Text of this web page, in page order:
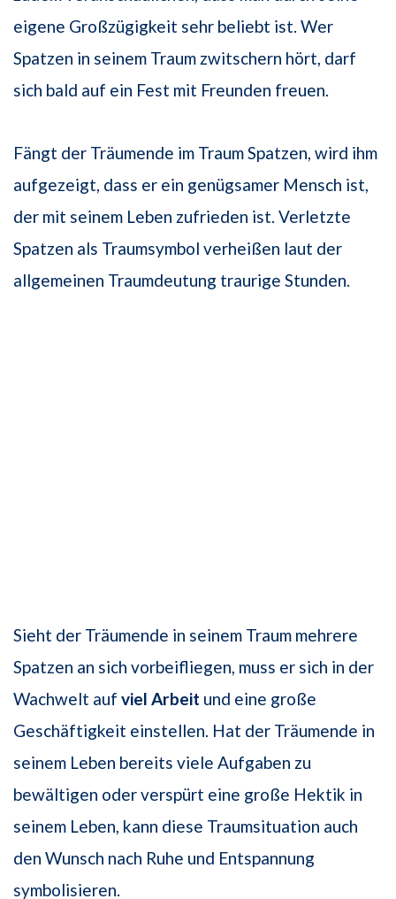
eigene Großzügigkeit sehr beliebt ist. Wer
Spatzen in seinem Traum zwitschern hört, darf
sich bald auf ein Fest mit Freunden freuen.
Fängt der Träumende im Traum Spatzen, wird ihm
aufgezeigt, dass er ein genügsamer Mensch ist,
der mit seinem Leben zufrieden ist. Verletzte
Spatzen als Traumsymbol verheißen laut der
allgemeinen Traumdeutung traurige Stunden.
Sieht der Träumende in seinem Traum mehrere
Spatzen an sich vorbeifliegen, muss er sich in der
Wachwelt auf viel Arbeit und eine große
Geschäftigkeit einstellen. Hat der Träumende in
seinem Leben bereits viele Aufgaben zu
bewältigen oder verspürt eine große Hektik in
seinem Leben, kann diese Traumsituation auch
den Wunsch nach Ruhe und Entspannung
symbolisieren.